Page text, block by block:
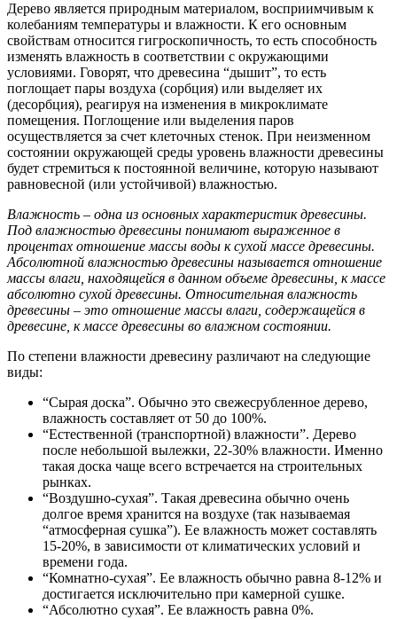
Дерево является природным материалом, восприимчивым к
колебаниям температуры и влажности. К его основным
свойствам относится гигроскопичность, то есть способность
изменять влажность в соответствии с окружающими
условиями. Говорят, что древесина “дышит”, то есть
поглощает пары воздуха (сорбция) или выделяет их
(десорбция), реагируя на изменения в микроклимате
помещения. Поглощение или выделения паров
осуществляется за счет клеточных стенок. При неизменном
состоянии окружающей среды уровень влажности древесины
будет стремиться к постоянной величине, которую называют
равновесной (или устойчивой) влажностью.
Влажность – одна из основных характеристик древесины.
Под влажностью древесины понимают выраженное в
процентах отношение массы воды к сухой массе древесины.
Абсолютной влажностью древесины называется отношение
массы влаги, находящейся в данном объеме древесины, к массе
абсолютно сухой древесины. Относительная влажность
древесины – это отношение массы влаги, содержащейся в
древесине, к массе древесины во влажном состоянии.
По степени влажности древесину различают на следующие
виды:
“Сырая доска”. Обычно это свежесрубленное дерево,
влажность составляет от 50 до 100%.
“Естественной (транспортной) влажности”. Дерево
после небольшой вылежки, 22-30% влажности. Именно
такая доска чаще всего встречается на строительных
рынках.
“Воздушно-сухая”. Такая древесина обычно очень
долгое время хранится на воздухе (так называемая
“атмосферная сушка”). Ее влажность может составлять
15-20%, в зависимости от климатических условий и
времени года.
“Комнатно-сухая”. Ее влажность обычно равна 8-12% и
достигается исключительно при камерной сушке.
“Абсолютно сухая”. Ее влажность равна 0%.